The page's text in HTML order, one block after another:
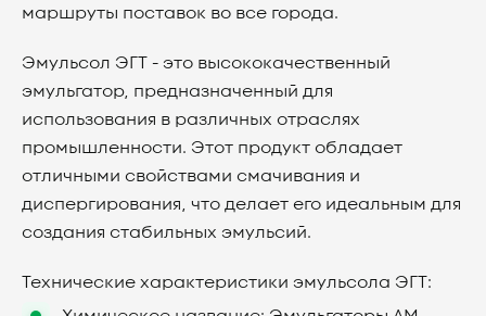
маршруты поставок во все города.
Эмульсол ЭГТ - это высококачественный
эмульгатор, предназначенный для
использования в различных отраслях
промышленности. Этот продукт обладает
отличными свойствами смачивания и
диспергирования, что делает его идеальным для
создания стабильных эмульсий.
Технические характеристики эмульсола ЭГТ: